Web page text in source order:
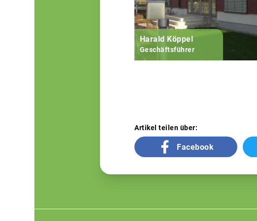
Harald Köppel
Geschäftsführer
Artikel teilen über:
Facebook